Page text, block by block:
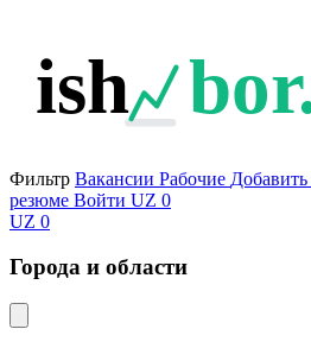
ish
Фильтр Вакансии Рабочие
резюме Войти UZ 0
UZ 0
Города и области